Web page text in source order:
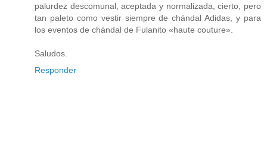
palurdez descomunal, aceptada y normalizada, cierto, pero
tan paleto como vestir siempre de chándal Adidas, y para
los eventos de chándal de Fulanito «haute couture».
Saludos.
Responder